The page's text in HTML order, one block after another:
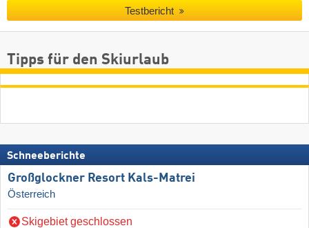
Testbericht
Tipps für den Skiurlaub
Schneeberichte
Großglockner Resort Kals-Matrei
Österreich
Skigebiet geschlossen